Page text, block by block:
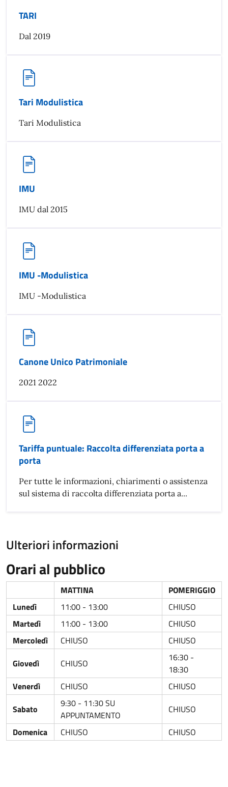
TARI
Dal 2019
Tari Modulistica
Tari Modulistica
IMU
IMU dal 2015
IMU -Modulistica
IMU -Modulistica
Canone Unico Patrimoniale
2021 2022
Tariffa puntuale: Raccolta differenziata porta a
porta
Per tutte le informazioni, chiarimenti o assistenza
sul sistema di raccolta differenziata porta a...
Ulteriori informazioni
Orari al pubblico
MATTINA
POMERIGGIO
Lunedì
11:00 - 13:00
CHIUSO
Martedì
11:00 - 13:00
CHIUSO
Mercoledì
CHIUSO
CHIUSO
Giovedì
CHIUSO
16:30 -
18:30
Venerdì
CHIUSO
CHIUSO
Sabato
9:30 - 11:30 SU
APPUNTAMENTO
CHIUSO
Domenica
CHIUSO CHIUSO